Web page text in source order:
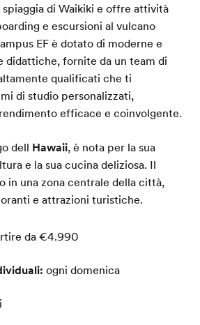
di Waikiki e offre attività
e escursioni al vulcano
EF è dotato di moderne e
didattiche, fornite da un team di
qualificati che ti
di studio personalizzati,
efficace e coinvolgente.
dell Hawaii, è nota per la sua
e la sua cucina deliziosa. Il
in una zona centrale della città,
e attrazioni turistiche.
da €4.990
ogni domenica